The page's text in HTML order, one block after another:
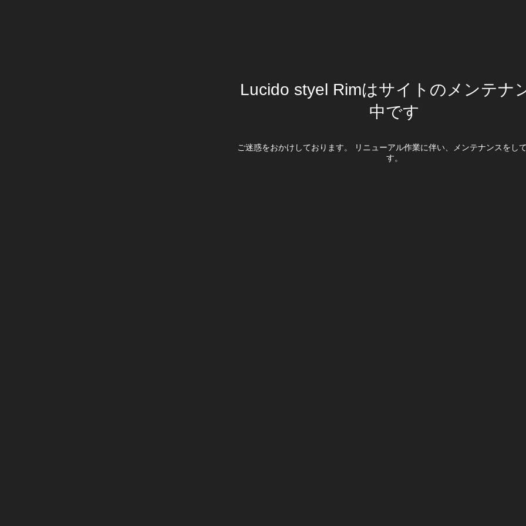
Lucido styel Rimはサイトのメンテナ
中です
ご迷惑をおかけしております。 リニューアル作業に伴い、メンテナンスをし
す。